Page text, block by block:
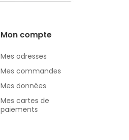
Mon compte
Mes adresses
Mes commandes
Mes données
Mes cartes de
paiements